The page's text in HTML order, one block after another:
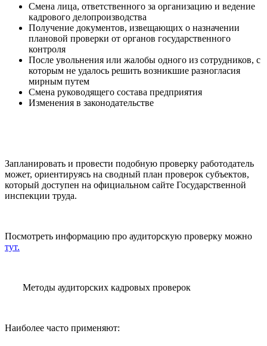
Смена лица, ответственного за организацию и ведение
кадрового делопроизводства
Получение документов, извещающих о назначении
плановой проверки от органов государственного
контроля
После увольнения или жалобы одного из сотрудников, с
которым не удалось решить возникшие разногласия
мирным путем
Смена руководящего состава предприятия
Изменения в законодательстве
Запланировать и провести подобную проверку работодатель
может, ориентируясь на сводный план проверок субъектов,
который доступен на официальном сайте Государственной
инспекции труда.
Посмотреть информацию про аудиторскую проверку можно
тут.
Методы аудиторских кадровых проверок
Наиболее часто применяют: